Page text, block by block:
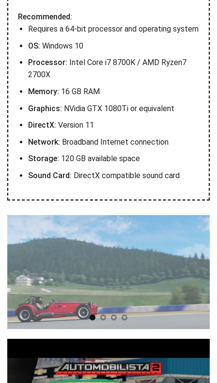
Recommended:
Requires a 64-bit processor and operating system
OS: Windows 10
Processor: Intel Core i7 8700K / AMD Ryzen7
2700X
Memory: 16 GB RAM
Graphics: NVidia GTX 1080Ti or equivalent
DirectX: Version 11
Network: Broadband Internet connection
Storage: 120 GB available space
Sound Card: DirectX compatible sound card